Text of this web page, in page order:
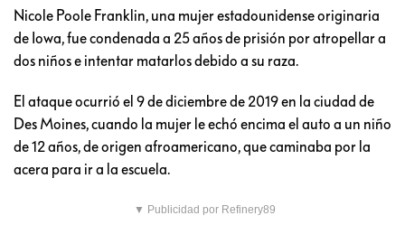
Nicole Poole Franklin, una mujer estadounidense originaria
de Iowa, fue condenada a 25 años de prisión por atropellar a
dos niños e intentar matarlos debido a su raza.
El ataque ocurrió el 9 de diciembre de 2019 en la ciudad de
Des Moines, cuando la mujer le echó encima el auto a un niño
de 12 años, de origen afroamericano, que caminaba por la
acera para ir a la escuela.
▼ Publicidad por Refinery89